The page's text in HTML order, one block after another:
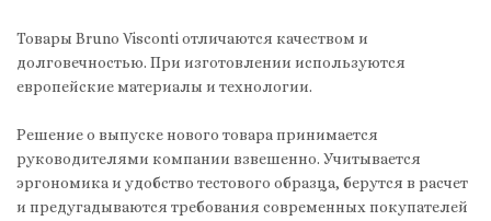
Товары Bruno Visconti отличаются качеством и
долговечностью. При изготовлении используются
европейские материалы и технологии.
Решение о выпуске нового товара принимается
руководителями компании взвешенно. Учитывается
эргономика и удобство тестового образца, берутся в расчет
и предугадываются требования современных покупателей